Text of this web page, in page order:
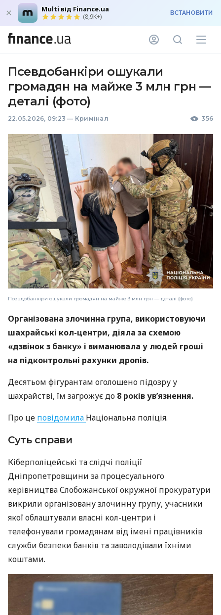
Multi від Finance.ua
(8,9K+) ВСТАНОВИТИ
Псевдобанкіри ошукали
громадян на майже 3 млн грн —
деталі (фото)
22.05.2026, 09:23 — Кримінал 356
Псевдобанкіри ошукали громадян на майже 3 млн грн — деталі (фото)
Організована злочинна група, використовуючи
шахрайські кол-центри, діяла за схемою
«дзвінок з банку» і виманювала у людей гроші
на підконтрольні рахунки дропів.
Десятьом фігурантам оголошено підозру у
шахрайстві, їм загрожує до 8 років увʼязнення.
Про це повідомила Національна поліція.
Суть справи
Кіберполіцейські та слідчі поліції
Дніпропетровщини за процесуального
керівництва Слобожанської окружної прокуратури
викрили організовану злочинну групу, учасники
якої облаштували власні кол-центри і
телефонували громадянам від імені працівників
служби безпеки банків та заволодівали їхніми
коштами.